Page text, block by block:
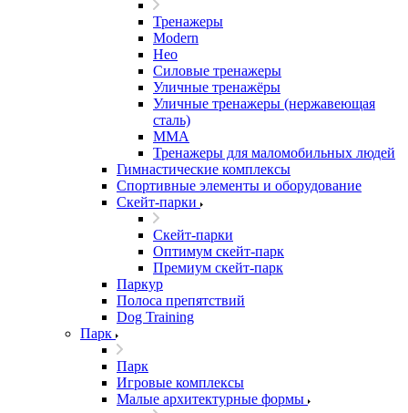
Тренажеры
Modern
Нео
Силовые тренажеры
Уличные тренажёры
Уличные тренажеры (нержавеющая
сталь)
ММА
Тренажеры для маломобильных людей
Гимнастические комплексы
Спортивные элементы и оборудование
Скейт-парки
Скейт-парки
Оптимум скейт-парк
Премиум скейт-парк
Паркур
Полоса препятствий
Dog Training
Парк
Парк
Игровые комплексы
Малые архитектурные формы